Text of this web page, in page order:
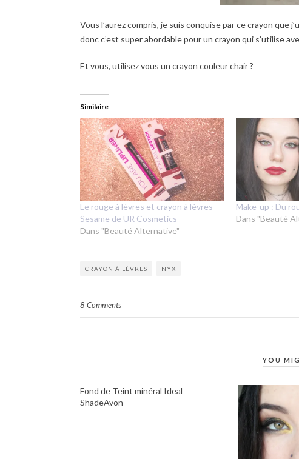
Vous l’aurez compris, je suis conquise par ce crayon que
donc c’est super abordable pour un crayon qui s’utilise
Et vous, utilisez vous un crayon couleur chair ?
Similaire
Le rouge à lèvres et crayon à lèvres
Sesame de UR Cosmetics
Dans "Beauté Alternative"
Make-up : Du
Dans "Beauté
CRAYON À LÈVRES NYX
8 Comments
YOU
Fond de Teint minéral Ideal
ShadeAvon